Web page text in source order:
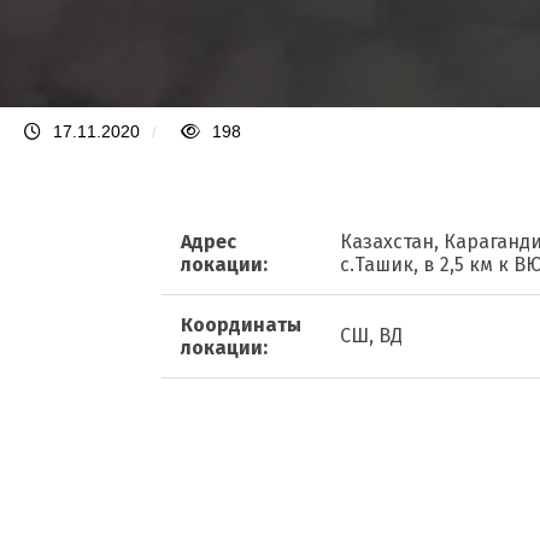
17.11.2020 / 198
Адрес
локации:
Казахстан,
с.Ташик, в 2,5 км к
Координаты
локации:
СШ, ВД